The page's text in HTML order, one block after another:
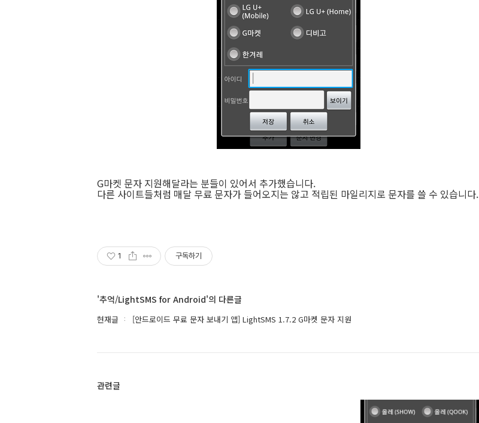
G마켓 문자 지원해달라는 분들이 있어서 추가했습니다.
다른 사이트들처럼 매달 무료 문자가 들어오지는 않고 적립된 마일리지로 문자를 쓸 수 있습니다.
1 구독하기
'추억/LightSMS for Android'의 다른글
현재글 [안드로이드 무료 문자 보내기 앱] LightSMS 1.7.2 G마켓 문자 지원
관련글